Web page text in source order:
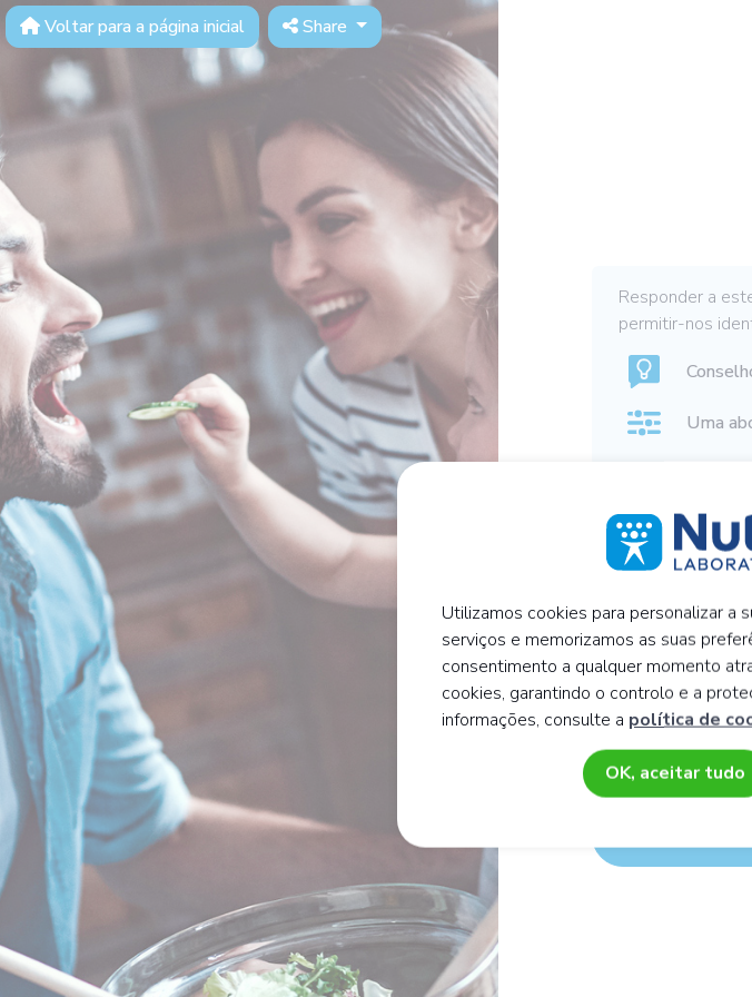
Voltar para a página inicial Share
Responder a
permitir-nos
Uma
Antes
Um homem.
O facto de
Utilizamos cookies para personalizar a
serviços e memorizamos as suas
consentimento a qualquer momento
cookies, garantindo o controlo e a
informações, consulte a política de
OK, aceitar tudo